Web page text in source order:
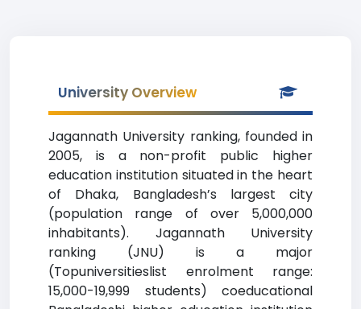
University Overview
Jagannath University ranking, founded in
2005, is a non-profit public higher
education institution situated in the heart
of Dhaka, Bangladesh’s largest city
(population range of over 5,000,000
inhabitants). Jagannath University
ranking (JNU) is a major
(Topuniversitieslist enrolment range:
15,000-19,999 students) coeducational